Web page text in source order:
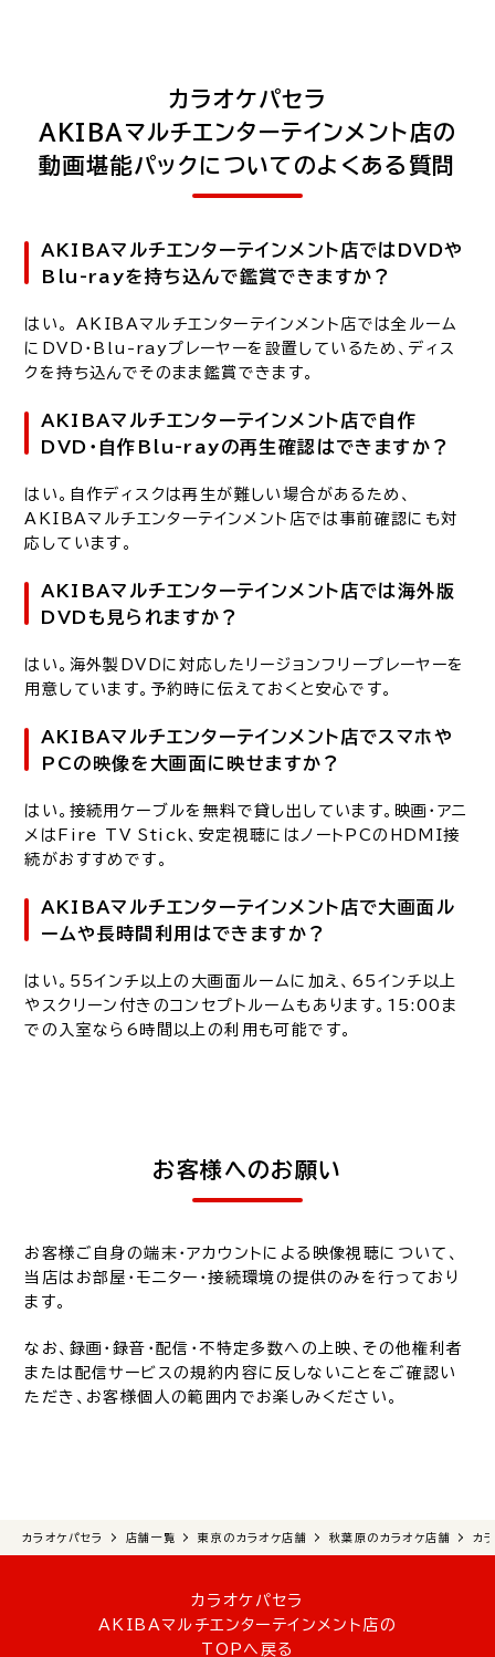
カラオケパセラ
AKIBAマルチエンターテインメント店の
動画堪能パックについてのよくある質問
AKIBAマルチエンターテインメント店ではDVDや
Blu-rayを持ち込んで鑑賞できますか？
はい。 AKIBAマルチエンターテインメント店では全ルーム
にDVD・Blu-rayプレーヤーを設置しているため、ディス
クを持ち込んでそのまま鑑賞できます。
AKIBAマルチエンターテインメント店で自作
DVD・自作Blu-rayの再生確認はできますか？
はい。自作ディスクは再生が難しい場合があるため、
AKIBAマルチエンターテインメント店では事前確認にも対
応しています。
AKIBAマルチエンターテインメント店では海外版
DVDも見られますか？
はい。海外製DVDに対応したリージョンフリープレーヤーを
用意しています。予約時に伝えておくと安心です。
AKIBAマルチエンターテインメント店でスマホや
PCの映像を大画面に映せますか？
はい。接続用ケーブルを無料で貸し出しています。映画・アニ
メはFire TV Stick、安定視聴にはノートPCのHDMI接
続がおすすめです。
AKIBAマルチエンターテインメント店で大画面ル
ームや長時間利用はできますか？
はい。55インチ以上の大画面ルームに加え、65インチ以上
やスクリーン付きのコンセプトルームもあります。15:00ま
での入室なら6時間以上の利用も可能です。
お客様へのお願い
お客様ご自身の端末・アカウントによる映像視聴について、
当店はお部屋・モニター・接続環境の提供のみを行っており
ます。
なお、録画・録音・配信・不特定多数への上映、その他権利者
または配信サービスの規約内容に反しないことをご確認い
ただき、お客様個人の範囲内でお楽しみください。
カラオケパセラ 店舗一覧 東京のカラオケ店舗 秋葉原のカラオケ店舗 カ
カラオケパセラ
AKIBAマルチエンターテインメント店の
TOPへ戻る